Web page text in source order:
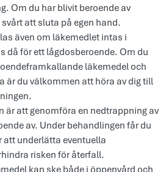
Om du har blivit beroende av
att sluta på egen hand.
även om läkemedlet intas i
då för ett lågdosberoende. Om du
läkemedel och
är du välkommen att höra av dig till
är att genomföra en nedtrappning av
av. Under behandlingen får du
underlätta eventuella
risken för återfall.
kan ske både i öppenvård och